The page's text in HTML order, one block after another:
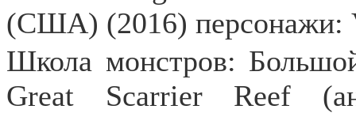
(США) (2016) персонажи:
Школа монстров:
Great
Scarrier Reef